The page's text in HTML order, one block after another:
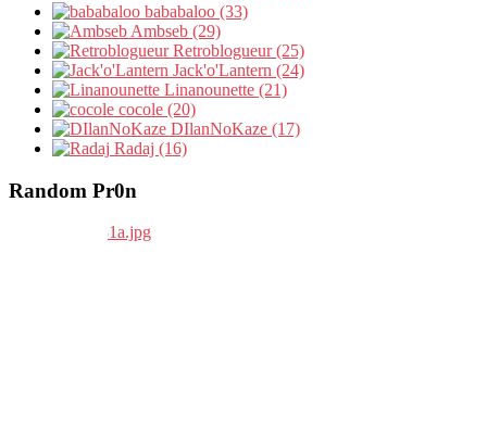
bababaloo (33)
Ambseb (29)
Retroblogueur (25)
Jack'o'Lantern (24)
Linanounette (21)
cocole (20)
DIlanNoKaze (17)
Radaj (16)
Random Pr0n